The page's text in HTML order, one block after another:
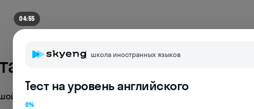
цирк
04:55
школа иностранных языков
Тест на уровень английского
0%